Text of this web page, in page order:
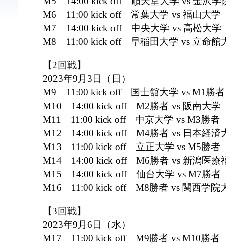
M6 11:00 kick off 常葉大学 vs 福山大学
M7 14:00 kick off 中央大学 vs 高松大学
M8 11:00 kick off 早稲田大学 vs 立命館
【2回戦】
2023年9月3日（日）
M9 11:00 kick off 国士舘大学 vs M1勝者
M10 14:00 kick off M2勝者 vs 阪南大学
M11 11:00 kick off 中京大学 vs M3勝者
M12 14:00 kick off M4勝者 vs 日本経済
M13 11:00 kick off 立正大学 vs M5勝者
M14 14:00 kick off M6勝者 vs 新潟医療
M15 14:00 kick off 仙台大学 vs M7勝者
M16 11:00 kick off M8勝者 vs 関西学院
【3回戦】
2023年9月6日（水）
M17 11:00 kick off M9勝者 vs M10勝者